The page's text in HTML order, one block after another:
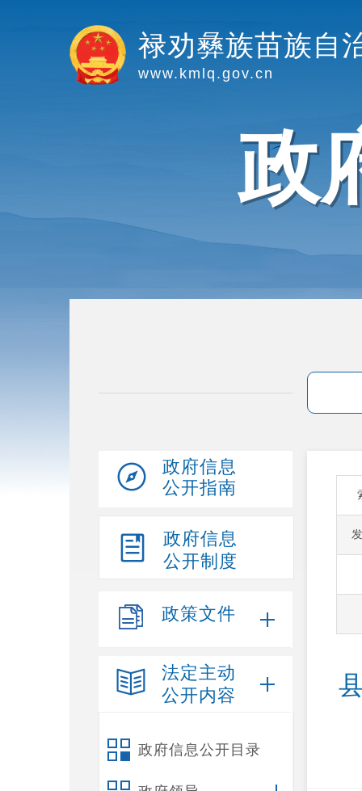
禄劝彝族苗族自
www.kmlq.gov.cn
政
政府信息
公开指南
政府信息
公开制度
政策文件
法定主动
公开内容
政府信息公开目录